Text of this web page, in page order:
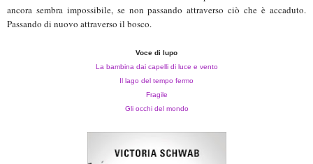
ancora sembra impossibile, se non passando attraverso ciò che è accaduto.
Passando di nuovo attraverso il bosco.
Voce di lupo
La bambina dai capelli di luce e vento
Il lago del tempo fermo
Fragile
Gli occhi del mondo